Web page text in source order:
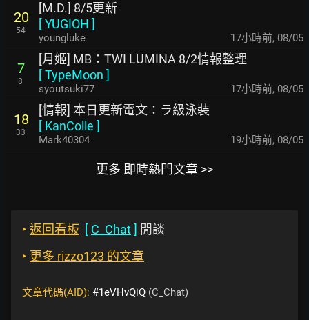
20
54
[M.D.] 8/5更新
[YUGIOH ]
youngluke 17小時前, 08/05
7
8
[月姬] MB：TWI LUMINA 8/2情報整理
[TypeMoon ]
syoutsuki77 17小時前, 08/05
18
33
[情報] 本日更新電文：ラ級泳裝
[ KanColle ]
Mark40304 19小時前, 08/05
更多 即時熱門文章 >>
‣ 返回看板 [ C_Chat] 閒談
‣ 更多 rizzo123 的文章
文章代碼(AID): #1eVHvQiQ (C_Chat)